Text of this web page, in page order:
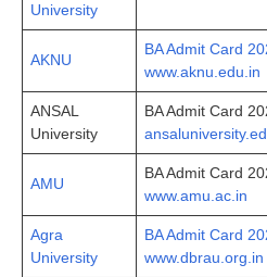
University
AKNU
BA Admit Card
www.aknu.edu.in
ANSAL
University
BA Admit Card
AMU
BA Admit Card
www.amu.ac.in
Agra
University
BA Admit Card
www.dbrau.org.in